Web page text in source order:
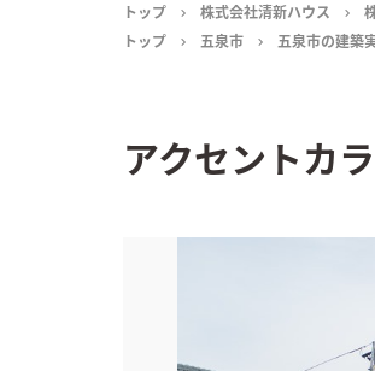
トップ 株式会社清新ハウス
トップ
五泉市 五泉市の建築
アクセントカ